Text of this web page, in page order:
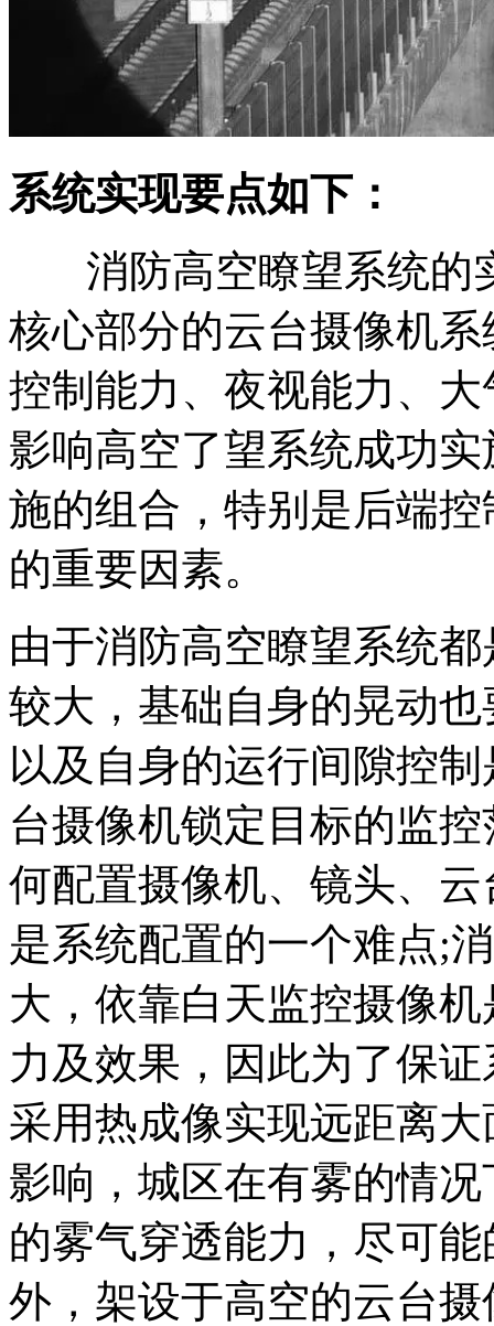
系统实现要点如下：
消防高空瞭望系统的
核心部分的云台摄像机
控制能力、夜视能力、
影响高空了望系统成功
施的组合，特别是后端
的重要因素。
由于消防高空瞭望系统
较大，基础自身的晃动
以及自身的运行间隙控
台摄像机锁定目标的监
何配置摄像机、镜头、
是系统配置的一个难点;
大，依靠白天监控摄像
力及效果，因此为了保
采用热成像实现远距离
影响，城区在有雾的情
的雾气穿透能力，尽可
外，架设于高空的云台